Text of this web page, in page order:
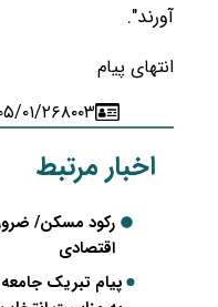
آورند".
انتهای پیام
۸۰۰۳۱۴۰۵/۰۱/۲۶
اخبار مرتبط
رکود مسکن/
اقتصادی
پیام تبریک